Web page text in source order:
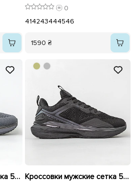
0
414243444546
1590 ₴
Кроссовки мужские сетка 595198 Графит Кроссовки мужские сетка 595197 Черные